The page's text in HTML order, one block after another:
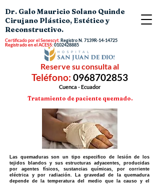
Dr. Galo Mauricio Solano Quinde
Cirujano Plástico, Estético y
Reconstructivo.
Certificado por el Senescyt. Registro N. 7139R-14-14725
Registrado en el ACESS:0102428885
Reserve su consulta al
Teléfono: 0968702853
Cuenca - Ecuador
Tratamiento de paciente quemado.
Las quemaduras son un tipo especifico de lesión de los
tejidos blandos y sus estructuras adyacentes, producidas
por agentes físicos, sustancias químicas, por corriente
eléctrica y por radiación. La gravedad de la quemadura
depende de la temperatura del medio que la causo y el